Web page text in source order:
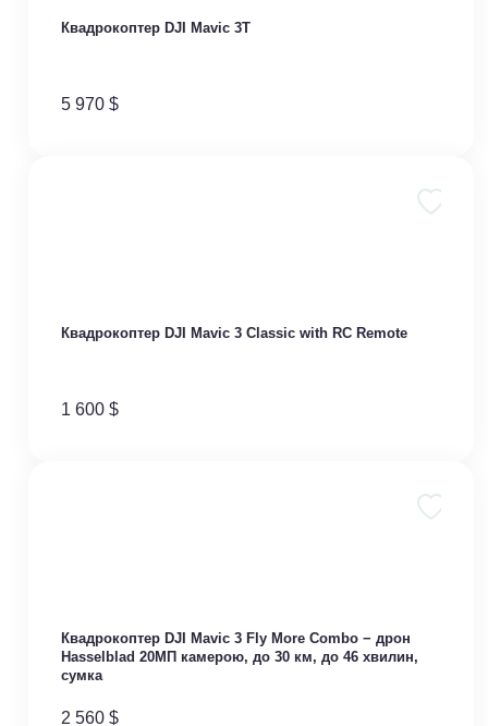
Квадрокоптер DJI Mavic 3T
5 970 $
Квадрокоптер DJI Mavic 3 Classic with RC Remote
1 600 $
Квадрокоптер DJI Mavic 3 Fly More Combo − дрон
Hasselblad 20МП камерою, до 30 км, до 46 хвилин,
сумка
2 560 $